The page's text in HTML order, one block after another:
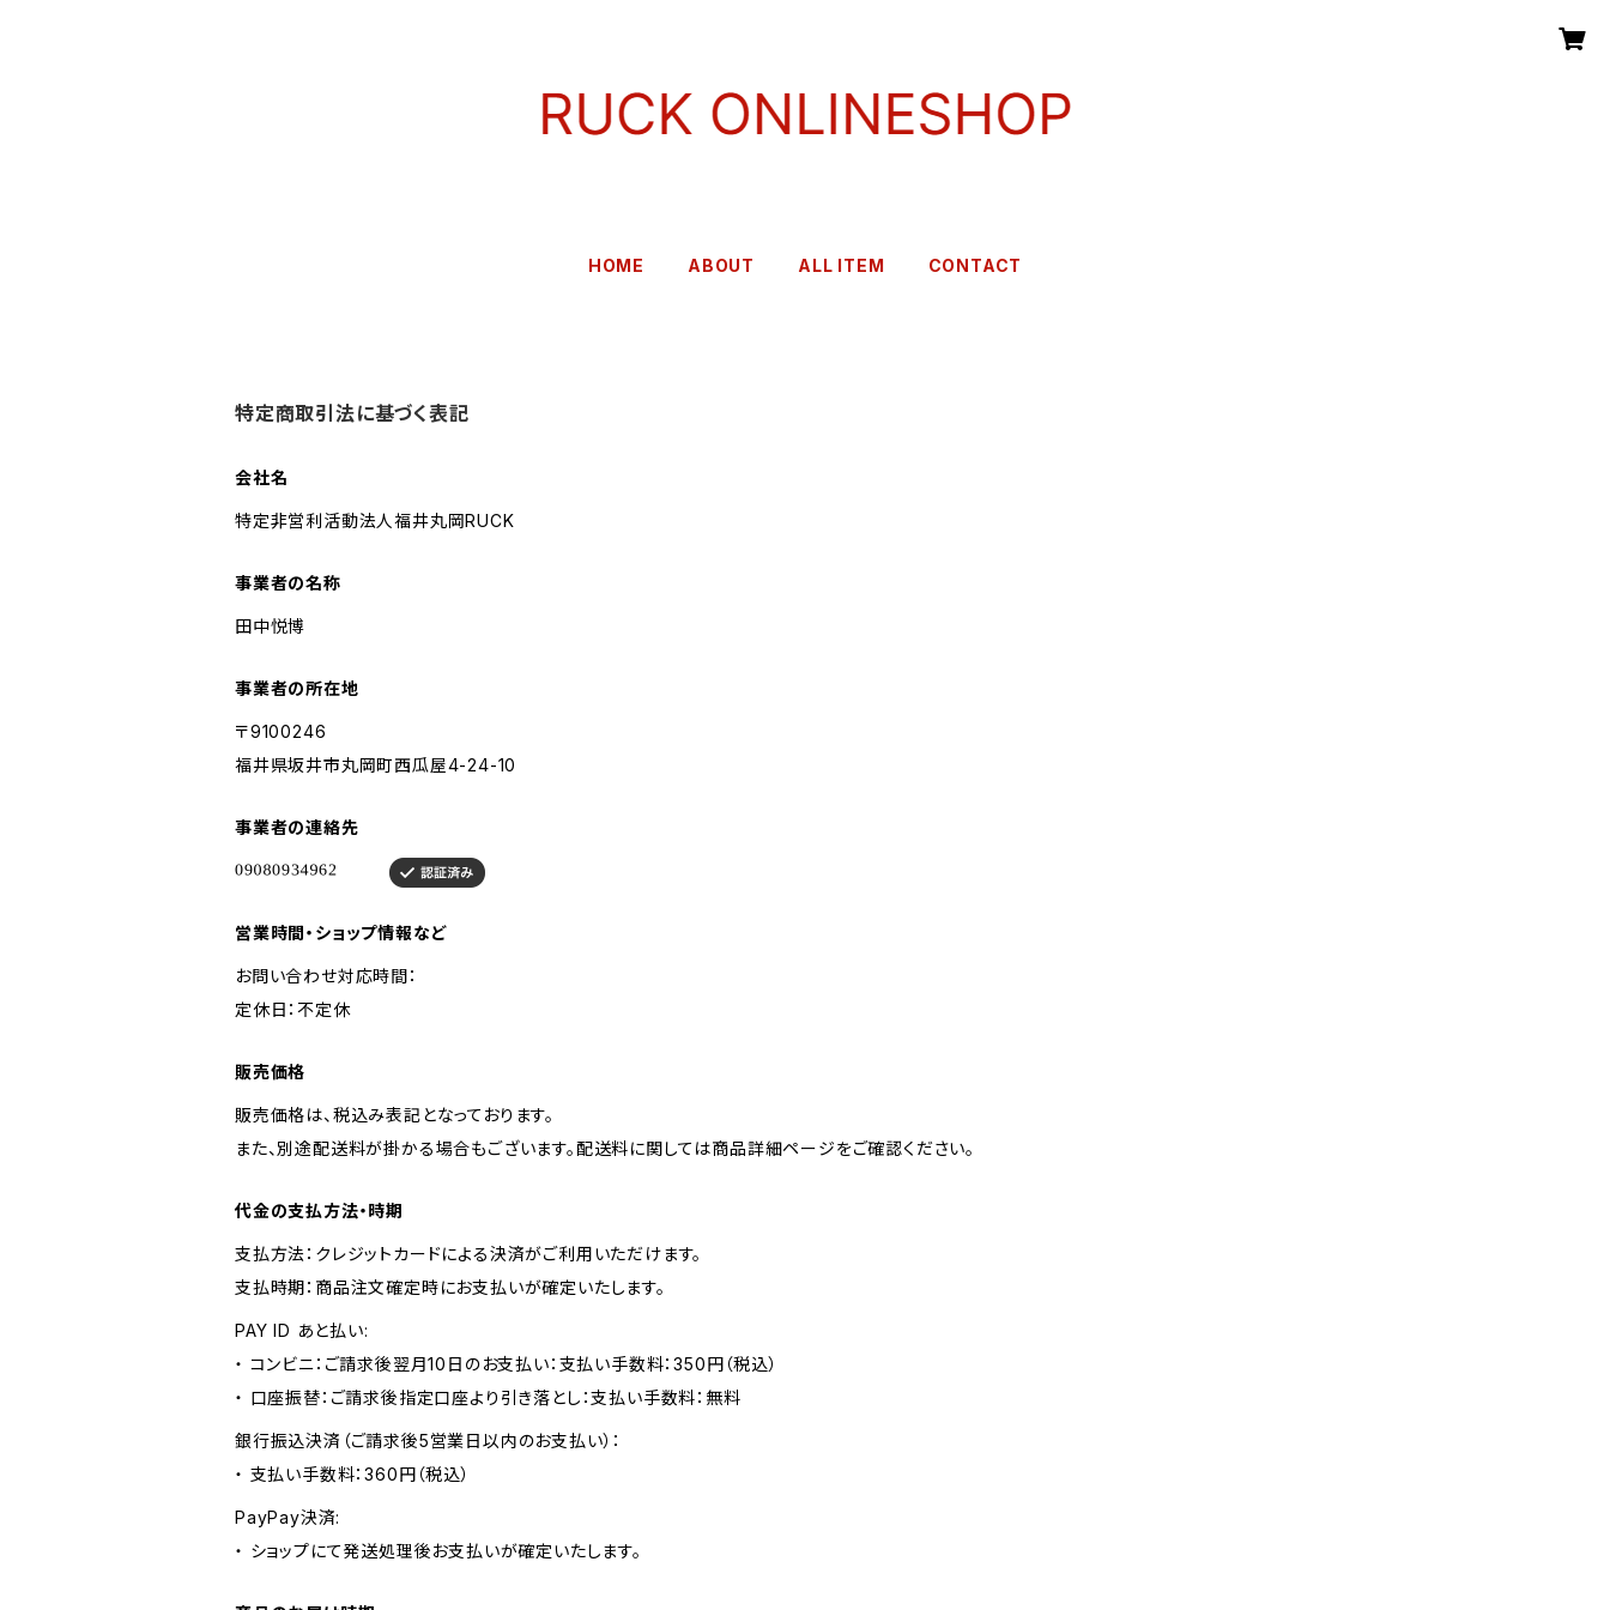
HOME ABOUT ALL ITEM CONTACT
特定商取引法に基づく表記
会社名
特定非営利活動法人福井丸岡RUCK
事業者の名称
田中悦博
事業者の所在地
〒9100246
福井県坂井市丸岡町西瓜屋4-24-10
事業者の連絡先
営業時間・ショップ情報など
お問い合わせ対応時間：
定休日：不定休
販売価格
販売価格は、税込み表記となっております。
また、別途配送料が掛かる場合もございます。配送料に関しては商品詳細ページをご確認ください。
代金の支払方法・時期
支払方法：クレジットカードによる決済がご利用いただけます。
支払時期：商品注文確定時にお支払いが確定いたします。
PAY ID あと払い:
・ コンビニ：ご請求後翌月10日のお支払い：支払い手数料：350円（税込）
・ 口座振替：ご請求後指定口座より引き落とし：支払い手数料：無料
銀行振込決済（ご請求後5営業日以内のお支払い）：
・ 支払い手数料：360円（税込）
PayPay決済:
・ ショップにて発送処理後お支払いが確定いたします。